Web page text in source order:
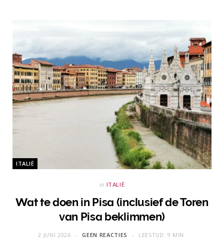
ITALIË
in ITALIË
Wat te doen in Pisa (inclusief de Toren
van Pisa beklimmen)
2 JUNI 2026 GEEN REACTIES LEESTIJD: 9 MIN.